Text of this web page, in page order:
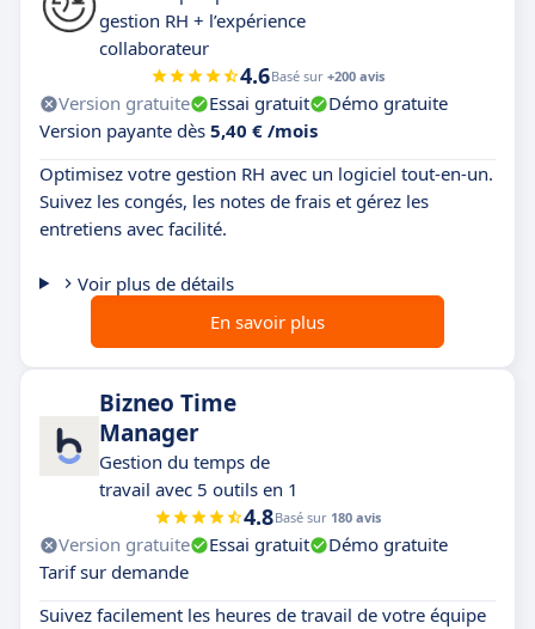
gestion RH + l’expérience
collaborateur
4.6Basé sur +200 avis
Version gratuite Essai gratuit
Démo gratuite
Version payante dès 5,40 € /mois
Optimisez votre gestion RH avec un logiciel tout-en-un.
Suivez les congés, les notes de frais et gérez les
entretiens avec facilité.
Voir plus de détails
En savoir plus
Bizneo Time
Manager
Gestion du temps de
travail avec 5 outils en 1
4.8Basé sur 180 avis
Version gratuite Essai gratuit
Démo gratuite
Tarif sur demande
Suivez facilement les heures de travail de votre équipe